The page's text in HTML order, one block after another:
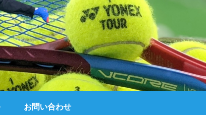
お問い合わせ